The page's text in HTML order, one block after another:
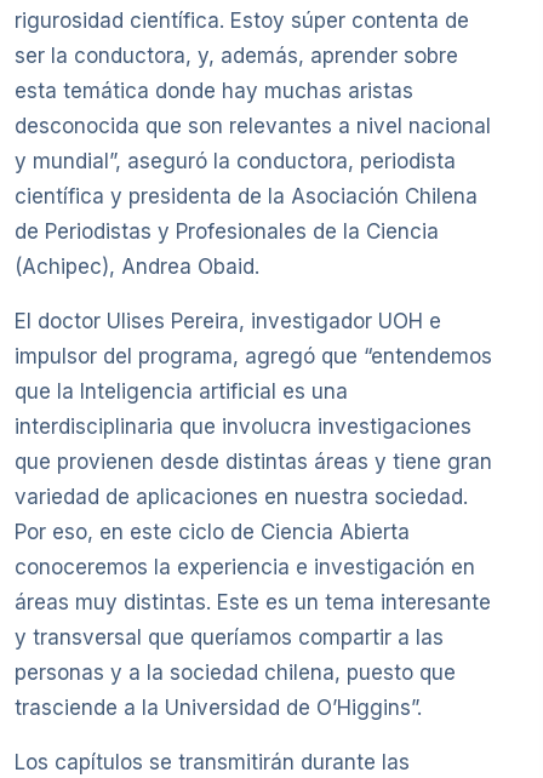
rigurosidad científica. Estoy súper contenta de
ser la conductora, y, además, aprender sobre
esta temática donde hay muchas aristas
desconocida que son relevantes a nivel nacional
y mundial”, aseguró la conductora, periodista
científica y presidenta de la Asociación Chilena
de Periodistas y Profesionales de la Ciencia
(Achipec), Andrea Obaid.
El doctor Ulises Pereira, investigador UOH e
impulsor del programa, agregó que “entendemos
que la Inteligencia artificial es una
interdisciplinaria que involucra investigaciones
que provienen desde distintas áreas y tiene gran
variedad de aplicaciones en nuestra sociedad.
Por eso, en este ciclo de Ciencia Abierta
conoceremos la experiencia e investigación en
áreas muy distintas. Este es un tema interesante
y transversal que queríamos compartir a las
personas y a la sociedad chilena, puesto que
trasciende a la Universidad de O’Higgins”.
Los capítulos se transmitirán durante las